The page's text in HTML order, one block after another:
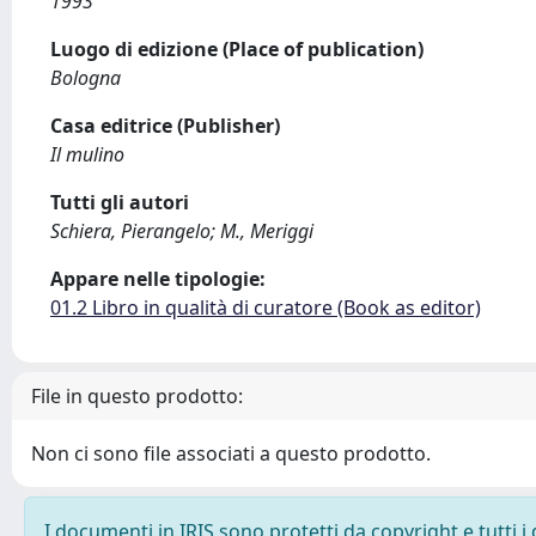
Luogo di edizione (Place of publication)
Bologna
Casa editrice (Publisher)
Il mulino
Tutti gli autori
Schiera, Pierangelo; M., Meriggi
Appare nelle tipologie:
01.2 Libro in qualità di curatore (Book as editor)
File in questo prodotto:
Non ci sono file associati a questo prodotto.